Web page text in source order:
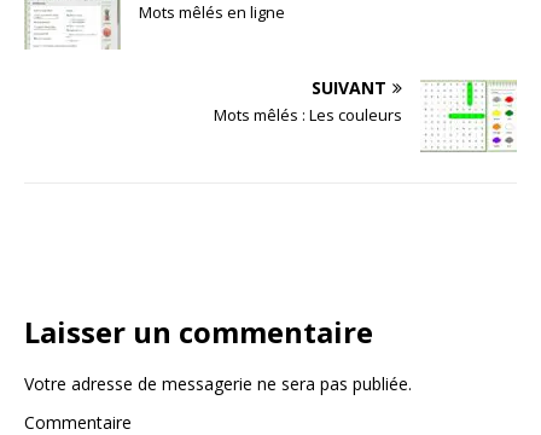
Mots mêlés en ligne
SUIVANT
Mots mêlés : Les couleurs
Laisser un commentaire
Votre adresse de messagerie ne sera pas publiée.
Commentaire